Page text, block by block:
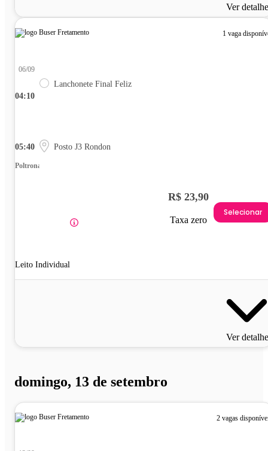
Ver
1 vaga
04:10
06/09
Lanchonete Final Feliz
05:40 Posto J3 Rondon
Poltrona
Leito Individual
R$ 23,90
Taxa zero
Selecionar
Ver
domingo, 13 de setembro
2 vagas